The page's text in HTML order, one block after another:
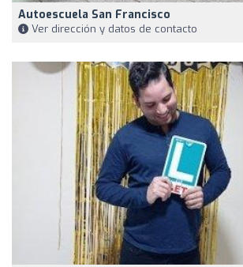
Autoescuela San Francisco
Ver dirección y datos de contacto